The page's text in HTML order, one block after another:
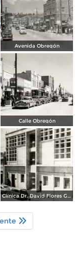
Avenida Obregón
Calle Obregón
Clínica Dr. David Flores Guerra